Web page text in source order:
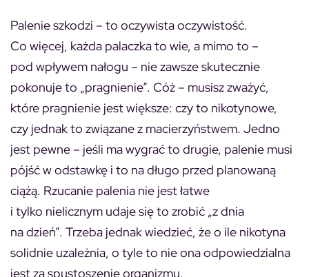
Palenie szkodzi – to oczywista oczywistość.
Co więcej, każda palaczka to wie, a mimo to –
pod wpływem nałogu – nie zawsze skutecznie
pokonuje to „pragnienie”. Cóż – musisz zważyć,
które pragnienie jest większe: czy to nikotynowe,
czy jednak to związane z macierzyństwem. Jedno
jest pewne – jeśli ma wygrać to drugie, palenie musi
pójść w odstawkę i to na długo przed planowaną
ciążą. Rzucanie palenia nie jest łatwe
i tylko nielicznym udaje się to zrobić „z dnia
na dzień”. Trzeba jednak wiedzieć, że o ile nikotyna
solidnie uzależnia, o tyle to nie ona odpowiedzialna
jest za spustoszenie organizmu.